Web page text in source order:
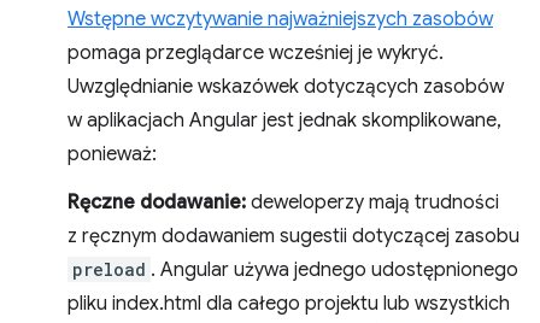
Wstępne wczytywanie najważniejszych zasobów
pomaga przeglądarce wcześniej je wykryć.
Uwzględnianie wskazówek dotyczących zasobów
w aplikacjach Angular jest jednak skomplikowane,
ponieważ:
Ręczne dodawanie: deweloperzy mają trudności
z ręcznym dodawaniem sugestii dotyczącej zasobu
preload . Angular używa jednego udostępnionego
pliku index.html dla całego projektu lub wszystkich